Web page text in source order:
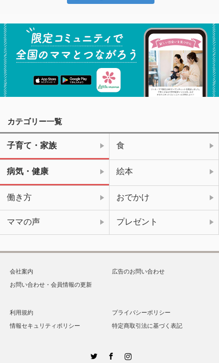
カテゴリー一覧
子育て・家族 食
病気・健康 絵本
働き方 おでかけ
ママの声 プレゼント
会社案内
広告のお問い合わせ
お問い合わせ・会員情報の更新
利用規約
プライバシーポリシー
情報セキュリティポリシー
特定商取引法に基づく表記
Instagram